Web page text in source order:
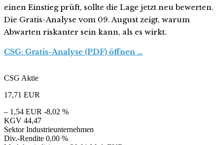
einen Einstieg prüft, sollte die Lage jetzt neu bewerten.
Die Gratis-Analyse vom 09. August zeigt, warum
Abwarten riskanter sein kann, als es wirkt.
CSG: Gratis-Analyse (PDF) öffnen …
CSG Aktie
17,71 EUR
– 1,54 EUR -8,02 %
KGV 44,47
Sektor Industrieunternehmen
Div.-Rendite 0,00 %